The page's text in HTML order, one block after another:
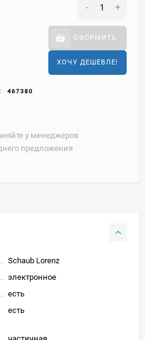
- +
ОФОРМИТЬ
ХОЧУ ДЕШЕВЛЕ!
467380
у менеджеров
предложения
Schaub Lorenz
электронное
есть
есть